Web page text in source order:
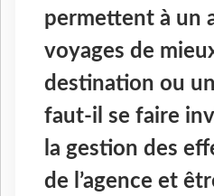
permettent à un
voyages de
destination ou
faut-il se faire
la gestion des
de l’agence et